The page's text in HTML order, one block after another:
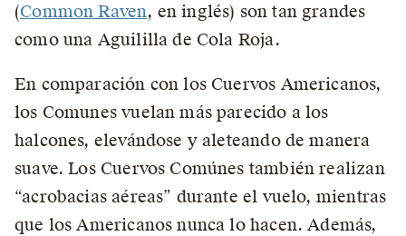
(Common Raven, en inglés) son tan grandes
como una Aguililla de Cola Roja.
En comparación con los Cuervos Americanos,
los Comunes vuelan más parecido a los
halcones, elevándose y aleteando de manera
suave. Los Cuervos Comúnes también realizan
“acrobacias aéreas” durante el vuelo, mientras
que los Americanos nunca lo hacen. Además,